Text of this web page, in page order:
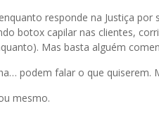
responde na Justiça
botox capilar nas clientes,
Mas basta alguém
podem falar o que quiserem.
mesmo.